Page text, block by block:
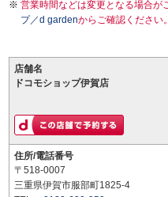
営業時間などは変更となる場合が
プ／d gardenからご確認ください。
店舗名
ドコモショップ伊賀店
住所/電話番号
〒518-0007
三重県伊賀市服部町1825-4